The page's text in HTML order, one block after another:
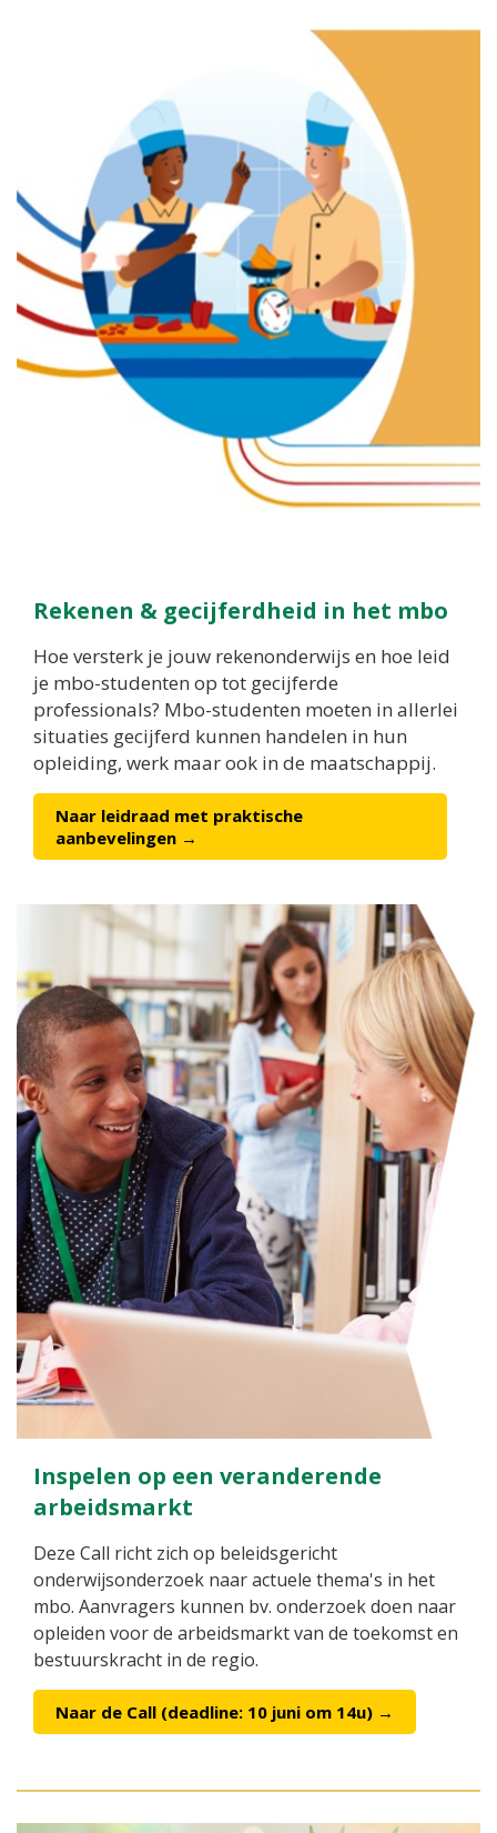
Rekenen & gecijferdheid in het mbo
Hoe versterk je jouw rekenonderwijs en hoe leid
je mbo-studenten op tot gecijferde
professionals? Mbo-studenten moeten in allerlei
situaties gecijferd kunnen handelen in hun
opleiding, werk maar ook in de maatschappij.
Naar leidraad met praktische
aanbevelingen →
Inspelen op een veranderende
arbeidsmarkt
Deze Call richt zich op beleidsgericht
onderwijsonderzoek naar actuele thema's in het
mbo. Aanvragers kunnen bv. onderzoek doen naar
opleiden voor de arbeidsmarkt van de toekomst en
bestuurskracht in de regio.
Naar de Call (deadline: 10 juni om 14u) →